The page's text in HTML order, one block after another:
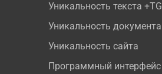
Уникальность текста +TG
Уникальность документа
Уникальность сайта
Программный интерфейс